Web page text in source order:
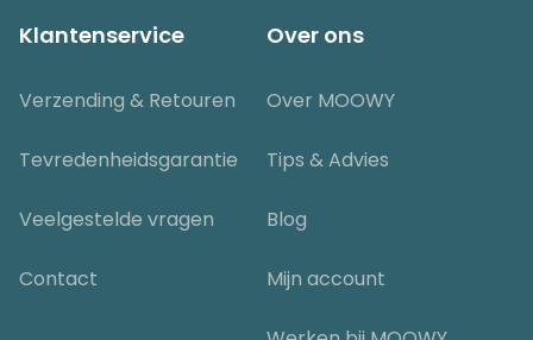
Klantenservice
Verzending & Retouren
Tevredenheidsgarantie
Veelgestelde vragen
Contact
Over ons
Over MOOWY
Tips & Advies
Blog
Mijn account